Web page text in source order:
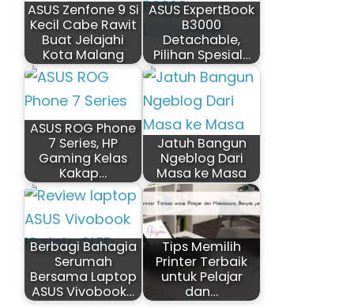
ASUS Zenfone 9 Si
Kecil Cabe Rawit
Buat Jelajahi
Kota Malang
ASUS ExpertBook
B3000
Detachable,
Pilihan Spesial…
ASUS ROG Phone
7 Series, HP
Gaming Kelas
Kakap…
Jatuh Bangun
Ngeblog Dari
Masa ke Masa
Berbagi Bahagia
Serumah
Bersama Laptop
ASUS Vivobook…
Tips Memilih
Printer Terbaik
untuk Pelajar
dan…